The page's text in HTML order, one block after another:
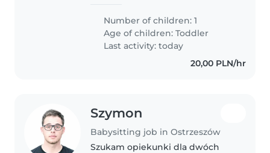
experience with kids or know
kids psychology, how their brain
works, their needs, how to..
Number of children: 1
Age of children:Toddler
Last activity: today
20,00 PLN/hr
Szymon
Babysitting job in Ostrzeszów
Szukam opiekunki dla dwóch